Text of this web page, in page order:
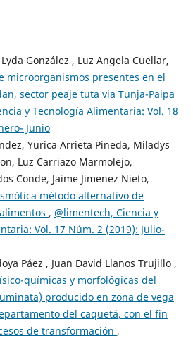
González , Luz Angela Cuellar,
microorganismos presentes en el
sector peaje tuta via Tunja-Paipa
y Tecnología Alimentaria: Vol. 18
Junio
Yurica Arrieta Pineda, Miladys
Luz Carriazo Marmolejo,
Conde, Jaime Jimenez Nieto,
método alternativo de
, @limentech, Ciencia y
Vol. 17 Núm. 2 (2019): Julio-
Páez , Juan David Llanos Trujillo ,
químicas y morfológicas del
producido en zona de vega
del caquetá, con el fin
de transformación ,